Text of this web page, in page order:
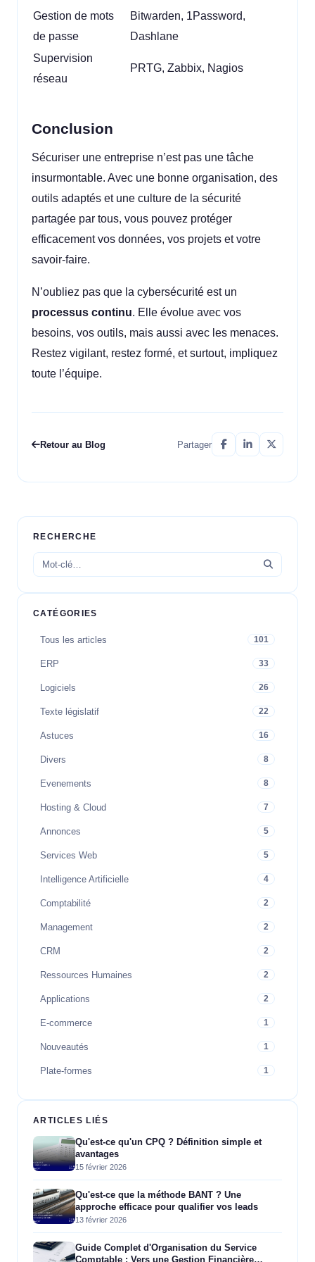
Gestion de mots
de passe
Bitwarden, 1Password,
Dashlane
Supervision
réseau
PRTG, Zabbix, Nagios
Conclusion
Sécuriser une entreprise n’est pas une tâche
insurmontable. Avec une bonne organisation, des
outils adaptés et une culture de la sécurité
partagée par tous, vous pouvez protéger
efficacement vos données, vos projets et votre
savoir-faire.
N’oubliez pas que la cybersécurité est un
processus continu. Elle évolue avec vos
besoins, vos outils, mais aussi avec les menaces.
Restez vigilant, restez formé, et surtout, impliquez
toute l’équipe.
Retour au Blog Partager
RECHERCHE
CATÉGORIES
Tous les articles 101
ERP 33
Logiciels 26
Texte législatif 22
Astuces 16
Divers 8
Evenements 8
Hosting & Cloud 7
Annonces 5
Services Web 5
Intelligence Artificielle 4
Comptabilité 2
Management 2
CRM 2
Ressources Humaines 2
Applications 2
E-commerce 1
Nouveautés 1
Plate-formes 1
ARTICLES LIÉS
Qu'est-ce qu'un CPQ ? Définition simple et
avantages
15 février 2026
Qu'est-ce que la méthode BANT ? Une
approche efficace pour qualifier vos leads
13 février 2026
Guide Complet d'Organisation du Service
Comptable : Vers une Gestion Financière